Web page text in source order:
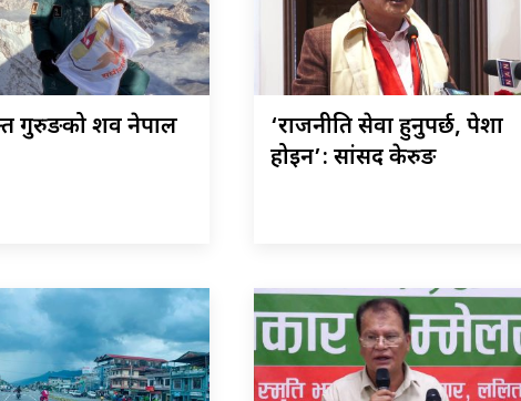
गुरुङको शव नेपाल
‘राजनीति सेवा हुनुपर्छ, पेशा
होइन’: सांसद केरुङ